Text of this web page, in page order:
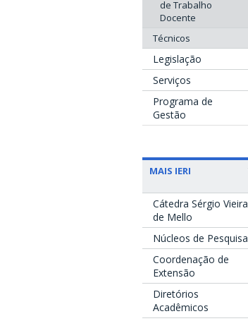
de Trabalho
Docente
Técnicos
Legislação
Serviços
Programa de
Gestão
MAIS IERI
Cátedra Sérgio Vieira
de Mello
Núcleos de Pesquisa
Coordenação de
Extensão
Diretórios
Acadêmicos